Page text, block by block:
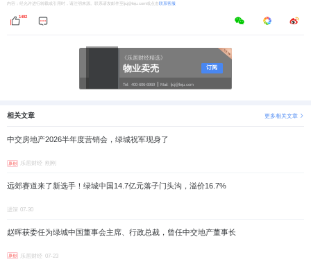
内容；经允许进行转载或引用时，请注明来源。联系请发邮件至ljcj@leju.com或点击 联系客服
1492
《乐居财经精选》
物业卖壳
Tel: 400-606-6969 Mail: ljcj@leju.com
订阅
相关文章 更多相关文章
中交房地产2026半年度营销会，绿城祝军现身了
原创 乐居财经 刚刚
远郊赛道来了新选手！绿城中国14.7亿元落子门头沟，溢价16.7%
进深 07-30
赵晖获委任为绿城中国董事会主席、行政总裁，曾任中交地产董事长
原创 乐居财经 07-23